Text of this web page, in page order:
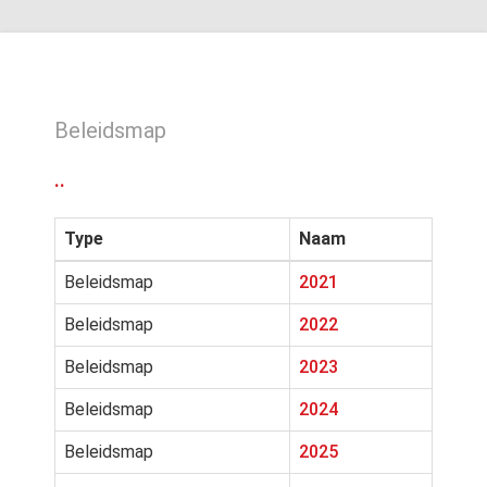
Beleidsmap
..
Type Naam
Beleidsmap 2021
Beleidsmap 2022
Beleidsmap 2023
Beleidsmap 2024
Beleidsmap 2025